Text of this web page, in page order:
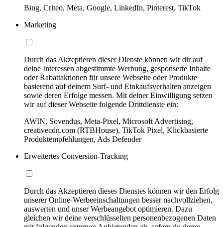
Bing, Criteo, Meta, Google, LinkedIn, Pinterest, TikTok
Marketing
Durch das Akzeptieren dieser Dienste können wir dir auf
deine Interessen abgestimmte Werbung, gesponserte Inhalte
oder Rabattaktionen für unsere Webseite oder Produkte
basierend auf deinem Surf- und Einkaufsverhalten anzeigen
sowie deren Erfolge messen. Mit deiner Einwilligung setzen
wir auf dieser Webseite folgende Drittdienste ein:
AWIN, Sovendus, Meta-Pixel, Microsoft Advertising,
creativecdn.com (RTBHouse), TikTok Pixel, Klickbasierte
Produktempfehlungen, Ads Defender
Erweitertes Conversion-Tracking
Durch das Akzeptieren dieses Dienstes können wir den Erfolg
unserer Online-Werbeeinschaltungen besser nachvollziehen,
auswerten und unser Werbeangebot optimieren. Dazu
gleichen wir deine verschlüsselten personenbezogenen Daten